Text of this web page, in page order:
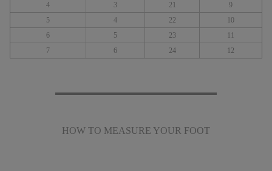
4
3 21
9
5
4 22
10
6
5 23
11
7
6 24 12
HOW TO MEASURE YOUR FOOT